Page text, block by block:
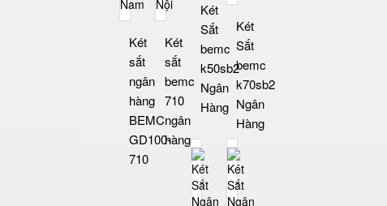
Két
sắt
ngân
hàng
BEMC
GD100-
710
Két
sắt
bemc
710
ngân
hàng
Két
Sắt
bemc
k50sb2
Ngân
Hàng
Két
Sắt
bemc
k70sb2
Ngân
Hàng